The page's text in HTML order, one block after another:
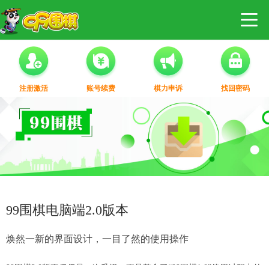
注册激活 账号续费 棋力申诉 找回密码
99围棋电脑端2.0版本
焕然一新的界面设计，一目了然的使用操作